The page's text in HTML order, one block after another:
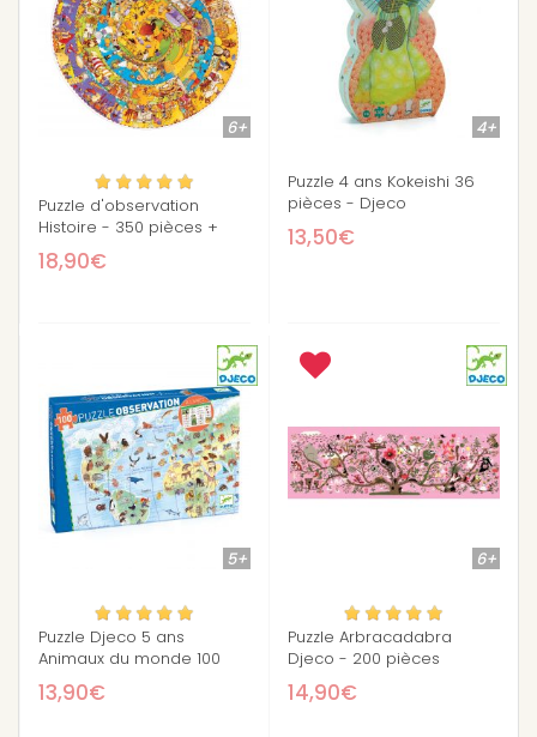
6+
Puzzle d'observation
Histoire - 350 pièces +
livret
18,90€
4+
Puzzle 4 ans Kokeishi 36
pièces - Djeco
13,50€
5+
Puzzle Djeco 5 ans
Animaux du monde 100
pièces
13,90€
6+
Puzzle Arbracadabra
Djeco - 200 pièces
14,90€